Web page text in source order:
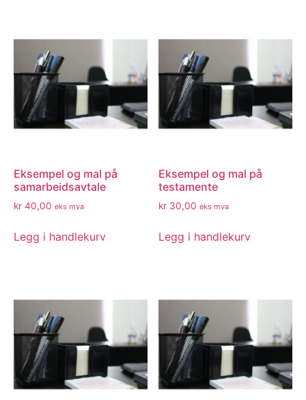
Eksempel og mal på
samarbeidsavtale
kr 40,00 eks mva
Legg i handlekurv
Eksempel og mal på
testamente
kr 30,00 eks mva
Legg i handlekurv